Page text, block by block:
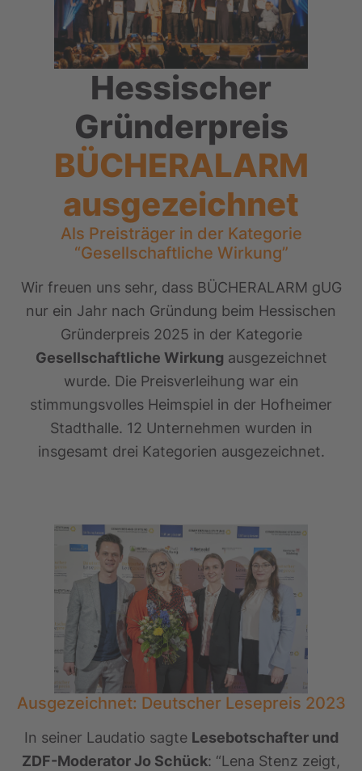
Hessischer
Gründerpreis
BÜCHERALARM
ausgezeichnet
Als Preisträger in der Kategorie
“Gesellschaftliche Wirkung”
Wir freuen uns sehr, dass BÜCHERALARM gUG
nur ein Jahr nach Gründung beim Hessischen
Gründerpreis 2025 in der Kategorie
Gesellschaftliche Wirkung ausgezeichnet
wurde. Die Preisverleihung war ein
stimmungsvolles Heimspiel in der Hofheimer
Stadthalle. 12 Unternehmen wurden in
insgesamt drei Kategorien ausgezeichnet.
Ausgezeichnet: Deutscher Lesepreis 2023
In seiner Laudatio sagte Lesebotschafter und
ZDF-Moderator Jo Schück: “Lena Stenz zeigt,